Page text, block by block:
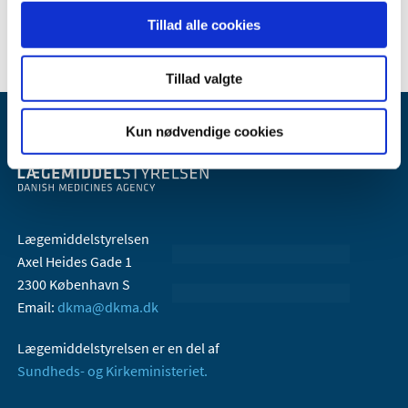
Tillad alle cookies
Tillad valgte
Kun nødvendige cookies
Lægemiddelstyrelsen
Axel Heides Gade 1
2300 København S
Email: dkma@dkma.dk
Lægemiddelstyrelsen er en del af
Sundheds- og Kirkeministeriet.